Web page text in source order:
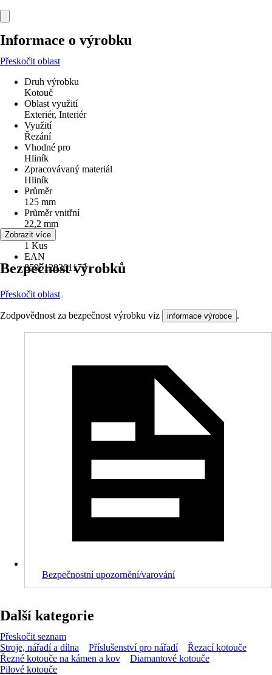
Informace o výrobku
Přeskočit oblast
Druh výrobku
Kotouč
Oblast využití
Exteriér, Interiér
Využití
Řezání
Vhodné pro
Hliník
Zpracovávaný materiál
Hliník
Průměr
125 mm
Průměr vnitřní
22,2 mm
Obsah
1 Kus
EAN
8595129301173
Zobrazit více
Bezpečnost výrobků
Přeskočit oblast
Zodpovědnost za bezpečnost výrobku viz informace výrobce .
Bezpečnostní upozornění/varování
Další kategorie
Přeskočit seznam
Stroje, nářadí a dílna
Příslušenství pro nářadí
Řezací kotouče
Řezné kotouče na kámen a kov
Diamantové kotouče
Pilové kotouče